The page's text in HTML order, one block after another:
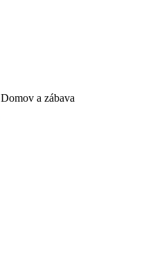
Domov a zábava